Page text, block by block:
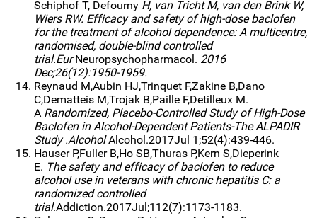
Schiphof T, Defourny H, van Tricht M, van den Brink W,
Wiers RW. Efficacy and safety of high-dose baclofen
for the treatment of alcohol dependence: A multicentre,
randomised, double-blind controlled
trial.EurNeuropsychopharmacol. 2016
Dec;26(12):1950-1959.
Reynaud M,Aubin HJ,Trinquet F,Zakine B,Dano
C,Dematteis M,Trojak B,Paille F,Detilleux M.
A Randomized, Placebo-Controlled Study of High-Dose
Baclofen in Alcohol-Dependent Patients-The ALPADIR
Study .AlcoholAlcohol.2017Jul 1;52(4):439-446.
Hauser P,Fuller B,Ho SB,Thuras P,Kern S,Dieperink
E. The safety and efficacy of baclofen to reduce
alcohol use in veterans with chronic hepatitis C: a
randomized controlled
trial.Addiction.2017Jul;112(7):1173-1183.